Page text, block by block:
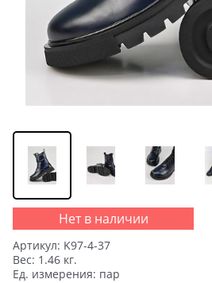
Нет в наличии
Артикул: K97-4-37
Вес: 1.46 кг.
Ед. измерения: пар